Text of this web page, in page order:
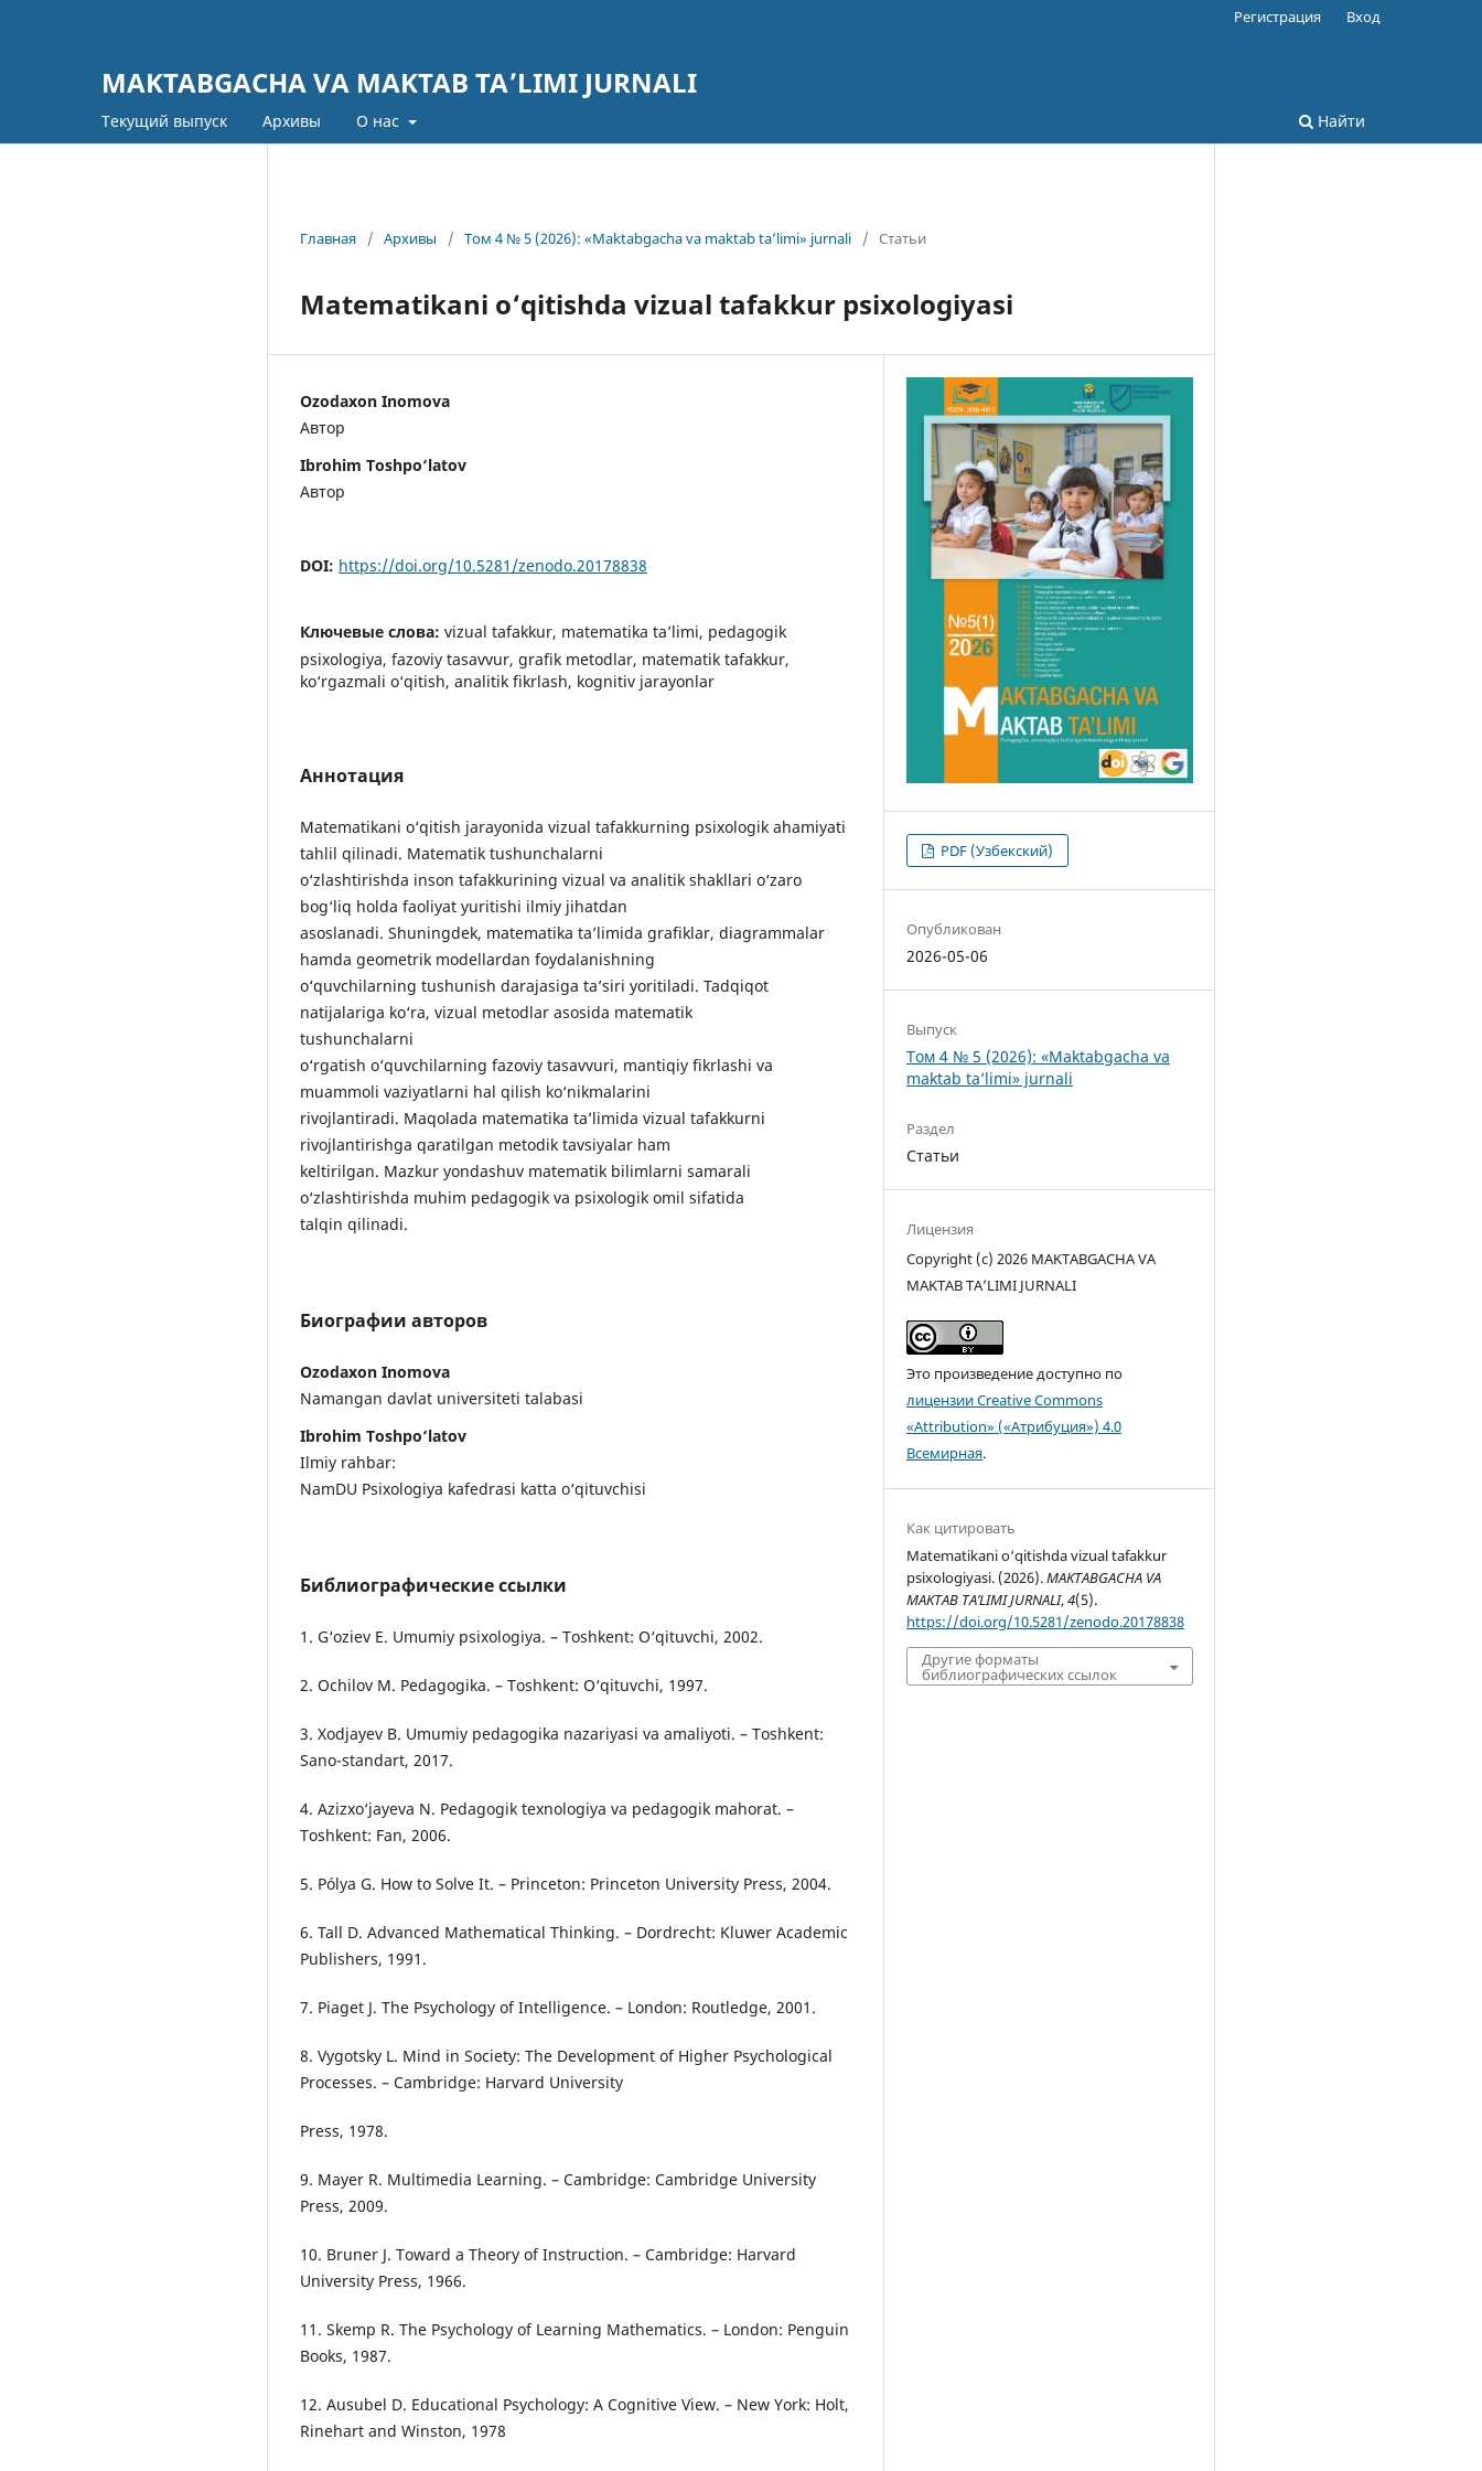
MAKTABGACHA VA MAKTAB TA’LIMI JURNALI
Текущий выпуск Архивы О нас Найти
Регистрация Вход
Главная / Архивы / Том 4 № 5 (2026): «Maktabgacha va maktab ta’limi» jurnali / Статьи
Matematikani o‘qitishda vizual tafakkur psixologiyasi
Ozodaxon Inomova
Автор
Ibrohim Toshpo‘latov
Автор
DOI: https://doi.org/10.5281/zenodo.20178838
Ключевые слова: vizual tafakkur, matematika ta’limi, pedagogik
psixologiya, fazoviy tasavvur, grafik metodlar, matematik tafakkur,
ko‘rgazmali o‘qitish, analitik fikrlash, kognitiv jarayonlar
Аннотация
Matematikani o‘qitish jarayonida vizual tafakkurning psixologik ahamiyati
tahlil qilinadi. Matematik tushunchalarni
o‘zlashtirishda inson tafakkurining vizual va analitik shakllari o‘zaro
bog‘liq holda faoliyat yuritishi ilmiy jihatdan
asoslanadi. Shuningdek, matematika ta’limida grafiklar, diagrammalar
hamda geometrik modellardan foydalanishning
o‘quvchilarning tushunish darajasiga ta’siri yoritiladi. Tadqiqot
natijalariga ko‘ra, vizual metodlar asosida matematik
tushunchalarni
o‘rgatish o‘quvchilarning fazoviy tasavvuri, mantiqiy fikrlashi va
muammoli vaziyatlarni hal qilish ko‘nikmalarini
rivojlantiradi. Maqolada matematika ta’limida vizual tafakkurni
rivojlantirishga qaratilgan metodik tavsiyalar ham
keltirilgan. Mazkur yondashuv matematik bilimlarni samarali
o‘zlashtirishda muhim pedagogik va psixologik omil sifatida
talqin qilinadi.
Биографии авторов
Ozodaxon Inomova
Namangan davlat universiteti talabasi
Ibrohim Toshpo‘latov
Ilmiy rahbar:
NamDU Psixologiya kafedrasi katta o‘qituvchisi
Библиографические ссылки
1. G‘oziev E. Umumiy psixologiya. – Toshkent: O‘qituvchi, 2002.
2. Ochilov M. Pedagogika. – Toshkent: O‘qituvchi, 1997.
3. Xodjayev B. Umumiy pedagogika nazariyasi va amaliyoti. – Toshkent:
Sano-standart, 2017.
4. Azizxo‘jayeva N. Pedagogik texnologiya va pedagogik mahorat. –
Toshkent: Fan, 2006.
5. Pólya G. How to Solve It. – Princeton: Princeton University Press, 2004.
6. Tall D. Advanced Mathematical Thinking. – Dordrecht: Kluwer Academic
Publishers, 1991.
7. Piaget J. The Psychology of Intelligence. – London: Routledge, 2001.
8. Vygotsky L. Mind in Society: The Development of Higher Psychological
Processes. – Cambridge: Harvard University
Press, 1978.
9. Mayer R. Multimedia Learning. – Cambridge: Cambridge University
Press, 2009.
10. Bruner J. Toward a Theory of Instruction. – Cambridge: Harvard
University Press, 1966.
11. Skemp R. The Psychology of Learning Mathematics. – London: Penguin
Books, 1987.
12. Ausubel D. Educational Psychology: A Cognitive View. – New York: Holt,
Rinehart and Winston, 1978
PDF (Узбекский)
Опубликован
2026-05-06
Выпуск
Том 4 № 5 (2026): «Maktabgacha va
maktab ta’limi» jurnali
Раздел
Статьи
Лицензия
Copyright (c) 2026 MAKTABGACHA VA
MAKTAB TA’LIMI JURNALI
Это произведение доступно по
лицензии Creative Commons
«Attribution» («Атрибуция») 4.0
Всемирная.
Как цитировать
Matematikani o‘qitishda vizual tafakkur
psixologiyasi. (2026).MAKTABGACHA VA
MAKTAB TA’LIMI JURNALI,4(5).
https://doi.org/10.5281/zenodo.20178838
Другие форматы
библиографических ссылок